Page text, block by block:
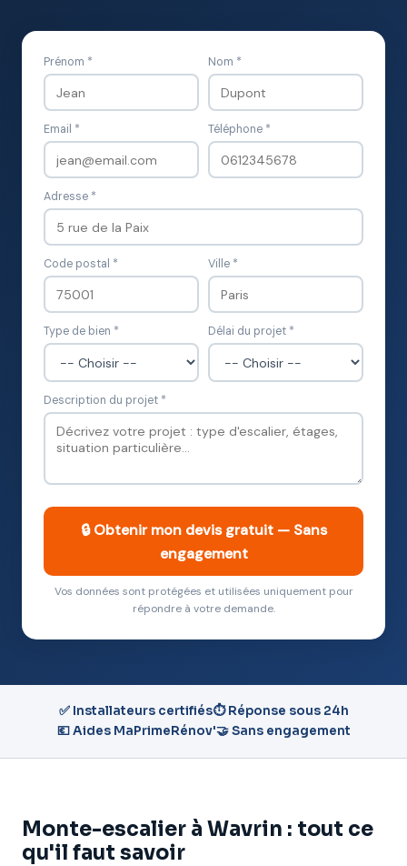
Prénom * Nom *
Email * Téléphone *
Adresse *
Code postal * Ville *
Type de bien * Délai du projet *
Description du projet *
🔒 Obtenir mon devis gratuit — Sans
engagement
Vos données sont protégées et utilisées uniquement pour
répondre à votre demande.
✅ Installateurs certifiés⏱️ Réponse sous 24h
💶 Aides MaPrimeRénov'🤝 Sans engagement
Monte-escalier à Wavrin : tout ce
qu'il faut savoir